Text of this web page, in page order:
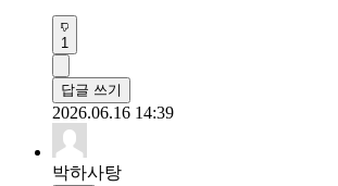
1
답글 쓰기
2026.06.16 14:39
박하사탕